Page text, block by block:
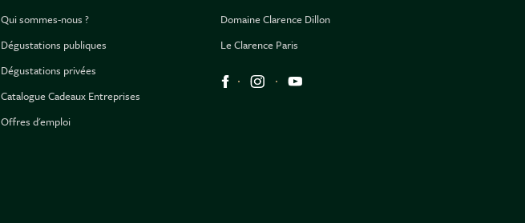
Qui sommes-nous ?
Dégustations publiques
Dégustations privées
Catalogue Cadeaux Entreprises
Offres d'emploi
Domaine Clarence Dillon
Le Clarence Paris
Réseaux sociaux